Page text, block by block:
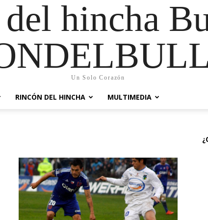
hincha
Un Solo Corazón
RINCÓN DEL HINCHA MULTIMEDIA